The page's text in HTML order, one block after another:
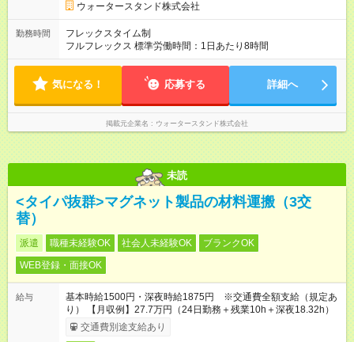
ウォータースタンド株式会社
勤務時間
フレックスタイム制
フルフレックス 標準労働時間：1日あたり8時間
気になる！ 応募する 詳細へ
掲載元企業名 ウォータースタンド株式会社
未読
<タイパ抜群>マグネット製品の材料運搬（3交
替）
派遣 職種未経験OK 社会人未経験OK
ブランクOK
WEB登録・面接OK
給与
基本時給1500円・深夜時給1875円 ※交通費全額支給（規定あ
り） 【月収例】27.7万円（24日勤務＋残業10h＋深夜18.32h）
交通費別途支給あり